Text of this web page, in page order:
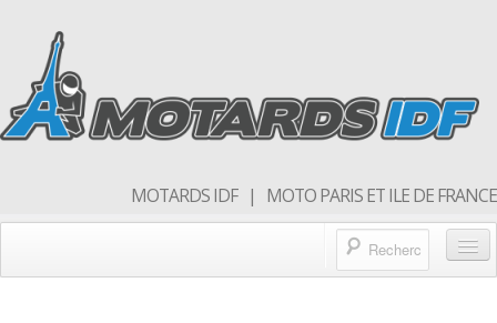
MOTARDS IDF | MOTO PARIS ET ILE DE FRANCE